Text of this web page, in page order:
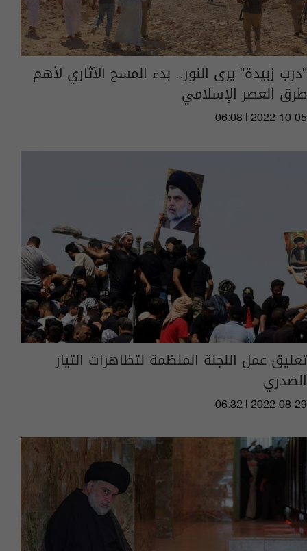
"درب زبيدة" يرى النور.. بدء المسح الآثاري لأهم
طرق العصر الإسلامي
06:08 | 2022-10-05
تعليق عمل اللجنة المنظمة لتظاهرات التيار
الصدري
06:32 | 2022-08-29